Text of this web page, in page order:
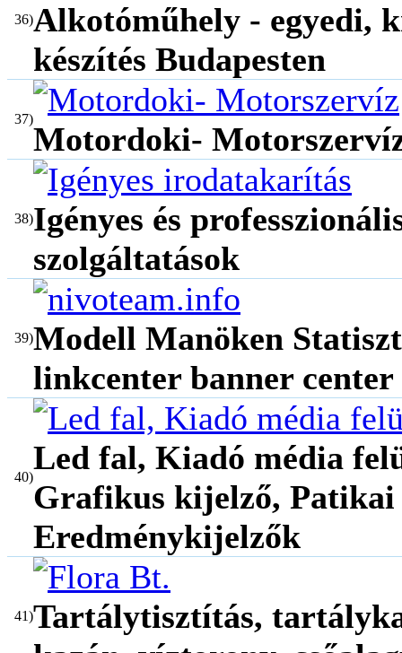
36)Alkotóműhely - egyedi,
készítés Budapesten
37)
Motordoki-
38)Igényes és
szolgáltatások
39)Modell Manöken
linkcenter banner center
40)
Led fal, Kiadó média
Grafikus kijelző, Patikai
Eredménykijelzők
41)Tartálytisztítás,